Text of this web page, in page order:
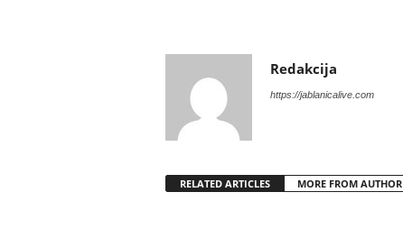
Redakcija
https://jablanicalive.com
RELATED ARTICLES MORE FROM AUTHOR